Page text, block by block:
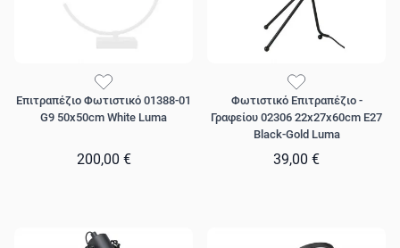
Επιτραπέζιο Φωτιστικό 01388-01
G9 50x50cm White Luma
200,00 €
Φωτιστικό Επιτραπέζιο -
Γραφείου 02306 22x27x60cm E27
Black-Gold Luma
39,00 €